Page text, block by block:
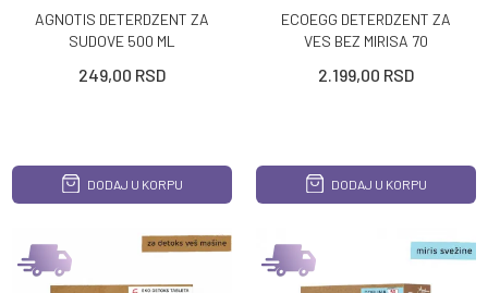
AGNOTIS DETERDZENT ZA
SUDOVE 500 ML
249,00 RSD
DODAJ U KORPU
ECOEGG DETERDZENT ZA
VES BEZ MIRISA 70
2.199,00 RSD
DODAJ U KORPU